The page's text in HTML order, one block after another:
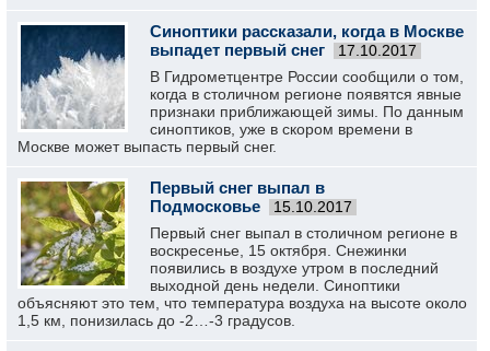
Синоптики рассказали, когда в Москве
выпадет первый снег
17.10.2017
В Гидрометцентре России сообщили о том,
когда в столичном регионе появятся явные
признаки приближающей зимы. По данным
синоптиков, уже в скором времени в
Москве может выпасть первый снег.
Первый снег выпал в
Подмосковье
15.10.2017
Первый снег выпал в столичном регионе в
воскресенье, 15 октября. Снежинки
появились в воздухе утром в последний
выходной день недели. Синоптики
объясняют это тем, что температура воздуха на высоте около
1,5 км, понизилась до -2…-3 градусов.